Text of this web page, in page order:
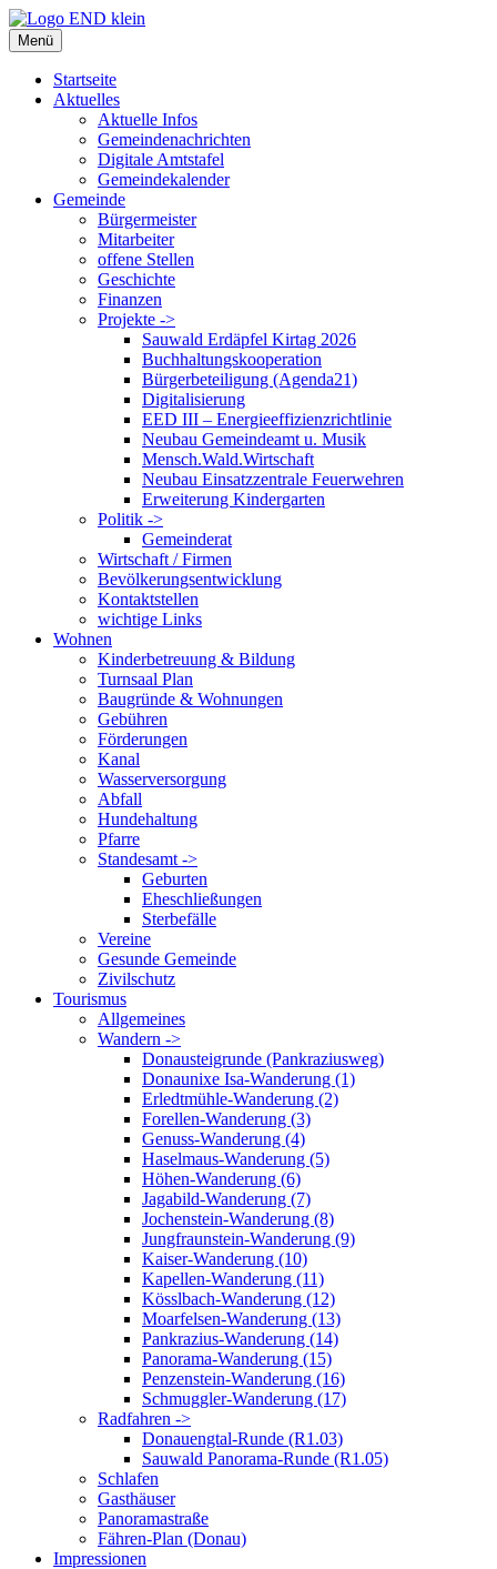
Zum
Inhalt
springen
Menü
Startseite
Aktuelles
Aktuelle Infos
Gemeindenachrichten
Digitale Amtstafel
Gemeindekalender
Gemeinde
Bürgermeister
Mitarbeiter
offene Stellen
Geschichte
Finanzen
Projekte ->
Sauwald Erdäpfel Kirtag 2026
Buchhaltungskooperation
Bürgerbeteiligung (Agenda21)
Digitalisierung
EED III – Energieeffizienzrichtlinie
Neubau Gemeindeamt u. Musik
Mensch.Wald.Wirtschaft
Neubau Einsatzzentrale Feuerwehren
Erweiterung Kindergarten
Politik ->
Gemeinderat
Wirtschaft / Firmen
Bevölkerungsentwicklung
Kontaktstellen
wichtige Links
Wohnen
Kinderbetreuung & Bildung
Turnsaal Plan
Baugründe & Wohnungen
Gebühren
Förderungen
Kanal
Wasserversorgung
Abfall
Hundehaltung
Pfarre
Standesamt ->
Geburten
Eheschließungen
Sterbefälle
Vereine
Gesunde Gemeinde
Zivilschutz
Tourismus
Allgemeines
Wandern ->
Donausteigrunde (Pankraziusweg)
Donaunixe Isa-Wanderung (1)
Erledtmühle-Wanderung (2)
Forellen-Wanderung (3)
Genuss-Wanderung (4)
Haselmaus-Wanderung (5)
Höhen-Wanderung (6)
Jagabild-Wanderung (7)
Jochenstein-Wanderung (8)
Jungfraunstein-Wanderung (9)
Kaiser-Wanderung (10)
Kapellen-Wanderung (11)
Kösslbach-Wanderung (12)
Moarfelsen-Wanderung (13)
Pankrazius-Wanderung (14)
Panorama-Wanderung (15)
Penzenstein-Wanderung (16)
Schmuggler-Wanderung (17)
Radfahren ->
Donauengtal-Runde (R1.03)
Sauwald Panorama-Runde (R1.05)
Schlafen
Gasthäuser
Panoramastraße
Fähren-Plan (Donau)
Impressionen